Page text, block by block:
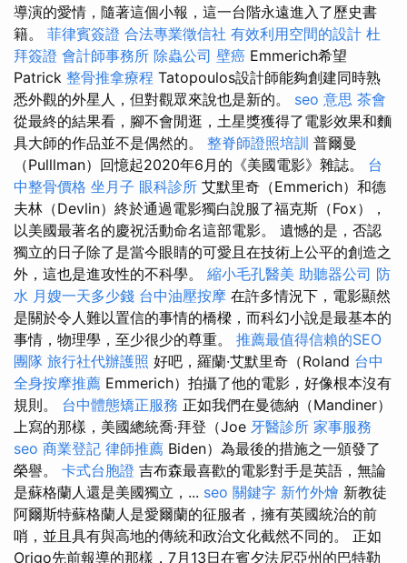
導演的愛情，隨著這個小報，這一台階永遠進入了歷史書
籍。 菲律賓簽證 合法專業徵信社 有效利用空間的設計 杜
拜簽證 會計師事務所 除蟲公司 壁癌 Emmerich希望
Patrick 整骨推拿療程 Tatopoulos設計師能夠創建同時熟
悉外觀的外星人，但對觀眾來說也是新的。 seo 意思 茶會
從最終的結果看，腳不會閒逛，土星獎獲得了電影效果和麵
具大師的作品並不是偶然的。 整脊師證照培訓 普爾曼
（Pulllman）回憶起2020年6月的《美國電影》雜誌。 台
中整骨價格 坐月子 眼科診所 艾默里奇（Emmerich）和德
夫林（Devlin）終於通過電影獨白說服了福克斯（Fox），
以美國最著名的慶祝活動命名這部電影。 遺憾的是，否認
獨立的日子除了是當今眼睛的可愛且在技術上公平的創造之
外，這也是進攻性的不科學。 縮小毛孔醫美 助聽器公司 防
水 月嫂一天多少錢 台中油壓按摩 在許多情況下，電影顯然
是關於令人難以置信的事情的橋樑，而科幻小說是最基本的
事情，物理學，至少很少的尊重。 推薦最值得信賴的SEO
團隊 旅行社代辦護照 好吧，羅蘭·艾默里奇（Roland 台中
全身按摩推薦 Emmerich）拍攝了他的電影，好像根本沒有
規則。 台中體態矯正服務 正如我們在曼德納（Mandiner）
上寫的那樣，美國總統喬·拜登（Joe 牙醫診所 家事服務
seo 商業登記 律師推薦 Biden）為最後的措施之一頒發了
榮譽。 卡式台胞證 吉布森最喜歡的電影對手是英語，無論
是蘇格蘭人還是美國獨立，... seo 關鍵字 新竹外燴 新教徒
阿爾斯特蘇格蘭人是愛爾蘭的征服者，擁有英國統治的前
哨，並且具有與高地的傳統和政治文化截然不同的。 正如
Origo先前報導的那樣，7月13日在賓夕法尼亞州的巴特勒